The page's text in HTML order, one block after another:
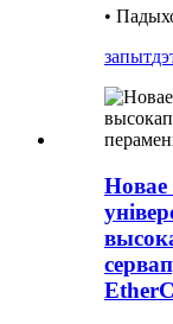
•
запыт
Новае